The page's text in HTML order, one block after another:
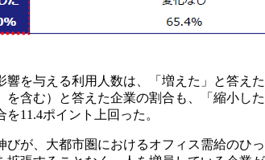
響を与える利用人数は、「増えた」と答え
を含む）と答えた企業の割合も、「縮小し
11.4ポイント上回った。
びが、大都市圏におけるオフィス需給のひ